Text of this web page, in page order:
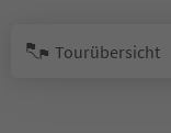
Tourübersicht